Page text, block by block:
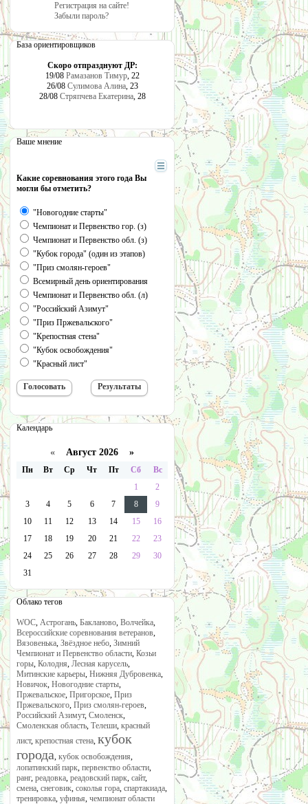
Регистрация на сайте!
Забыли пароль?
База ориентировщиков
Скоро отпразднуют ДР:
19/08 Рамазанов Тимур, 22
26/08 Сулимова Алина, 23
28/08 Стряпчева Екатерина, 28
Ваше мнение
Какие соревнования этого года Вы
могли бы отметить?
"Новогодние старты"
Чемпионат и Первенство гор. (з)
Чемпионат и Первенство обл. (з)
"Кубок города" (один из этапов)
"Приз смолян-героев"
Всемирный день ориентирования
Чемпионат и Первенство обл. (л)
"Российский Азимут"
"Приз Пржевальского"
"Крепостная стена"
"Кубок освобождения"
"Красный лист"
Календарь
« Август 2026 »
Пн Вт Ср Чт Пт Сб
Вс
1
2
3
4 5 6 7 8
9
10
11 12 13 14 15
16
17
18 19 20 21 22
23
24
25 26 27 28 29
30
31
Облако тегов
WOC, Астрогань, Бакланово, Волчейка,
Всероссийские соревнования ветеранов,
Вязовенька, Звёздное небо, Зимний
Чемпионат и Первенство области, Козьи
горы, Колодня, Лесная карусель,
Митинские карьеры, Нижняя Дубровенка,
Новичок, Новогодние старты,
Пржевальское, Пригорское, Приз
Пржевальского, Приз смолян-героев,
Российский Азимут, Смоленск,
Смоленская область, Телеши, красный
лист, крепостная стена, кубок
города, кубок освобождения,
лопатинский парк, первенство области,
ранг, реадовка, реадовский парк, сайт,
смена, снеговик, соколья гора, спартакиада,
тренировка, уфинья, чемпионат области